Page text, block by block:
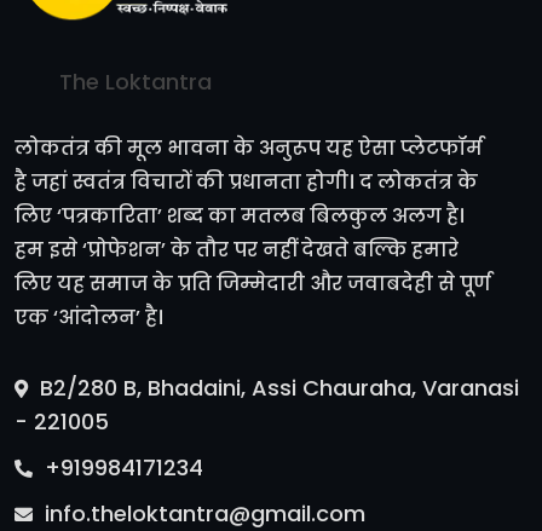
The Loktantra
लोकतंत्र की मूल भावना के अनुरूप यह ऐसा प्लेटफॉर्म
है जहां स्वतंत्र विचारों की प्रधानता होगी। द लोकतंत्र के
लिए ‘पत्रकारिता’ शब्द का मतलब बिलकुल अलग है।
हम इसे ‘प्रोफेशन’ के तौर पर नहीं देखते बल्कि हमारे
लिए यह समाज के प्रति जिम्मेदारी और जवाबदेही से पूर्ण
एक ‘आंदोलन’ है।
B2/280 B, Bhadaini, Assi Chauraha, Varanasi
- 221005
+919984171234
info.theloktantra@gmail.com